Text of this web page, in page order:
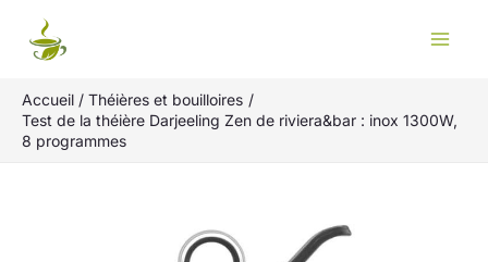
Accueil
Théières et bouilloires
Test de la théière Darjeeling Zen de riviera&bar : inox 1300W,
8 programmes